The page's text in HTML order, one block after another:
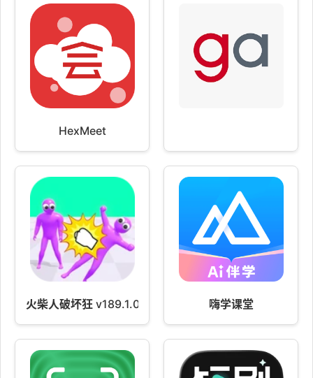
HexMeet
火柴人破坏狂 v189.1.0 嗨学课堂